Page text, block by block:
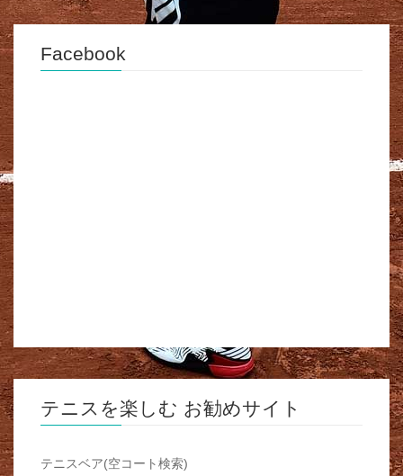
Facebook
テニスを楽しむ お勧めサイト
テニスベア(空コート検索)